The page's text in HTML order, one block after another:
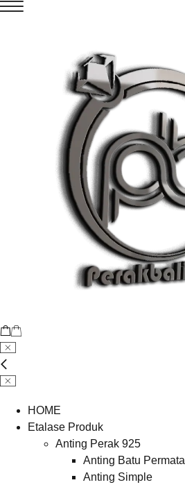
HOME
Etalase Produk
Anting Perak 925
Anting Batu Permata
Anting Simple